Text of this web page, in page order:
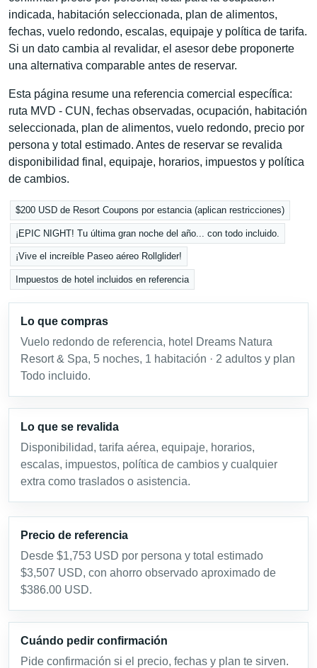
indicada, habitación seleccionada, plan de alimentos,
fechas, vuelo redondo, escalas, equipaje y política de tarifa.
Si un dato cambia al revalidar, el asesor debe proponerte
una alternativa comparable antes de reservar.
Esta página resume una referencia comercial específica:
ruta MVD - CUN, fechas observadas, ocupación, habitación
seleccionada, plan de alimentos, vuelo redondo, precio por
persona y total estimado. Antes de reservar se revalida
disponibilidad final, equipaje, horarios, impuestos y política
de cambios.
$200 USD de Resort Coupons por estancia (aplican restricciones)
¡EPIC NIGHT! Tu última gran noche del año... con todo incluido.
¡Vive el increíble Paseo aéreo Rollglider!
Impuestos de hotel incluidos en referencia
Lo que compras
Vuelo redondo de referencia, hotel Dreams Natura
Resort & Spa, 5 noches, 1 habitación · 2 adultos y plan
Todo incluido.
Lo que se revalida
Disponibilidad, tarifa aérea, equipaje, horarios,
escalas, impuestos, política de cambios y cualquier
extra como traslados o asistencia.
Precio de referencia
Desde $1,753 USD por persona y total estimado
$3,507 USD, con ahorro observado aproximado de
$386.00 USD.
Cuándo pedir confirmación
Pide confirmación si el precio, fechas y plan te sirven.